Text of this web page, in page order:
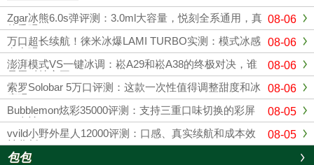
定期清理冷凝液、这样可以使你的烟杆寿命更
长，使用的时间更久。与其它电子烟产品相比，
柚子电子烟设计灵活，充电方式更简单。只需插
入充电电源，确保电子烟...
08-06
Zgar冰熊6.0s弹评测：3.0ml大容量，悦刻全系通用，真
的香吗？
08-06
万口超长续航！徕米冰爆LAMI TURBO实测：模式冰感
有多强？
08-06
澎湃模式VS一键冰调：崧A29和崧A38的终极对决，谁
是黑科技之王？
08-06
索罗Solobar 5万口评测：这款一次性值得调整甜度和冰
度吗？
08-05
Bubblemon炫彩35000评测：支持三重口味切换的彩屏
一次性
08-05
vvild小野外星人12000评测：口感、真实续航和成本效
益分析
包包